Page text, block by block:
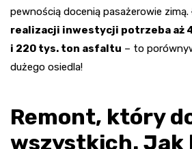
pewnością docenią pasażerowie zimą.
realizacji inwestycji potrzeba aż
i 220 tys. ton asfaltu – to
dużego osiedla!
Remont, który
wszystkich. Jak